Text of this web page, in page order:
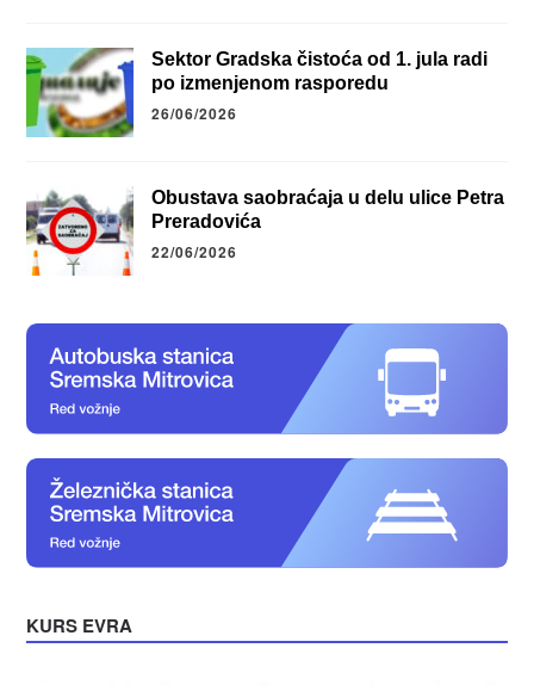
Sektor Gradska čistoća od 1. jula radi
po izmenjenom rasporedu
26/06/2026
Obustava saobraćaja u delu ulice Petra
Preradovića
22/06/2026
KURS EVRA